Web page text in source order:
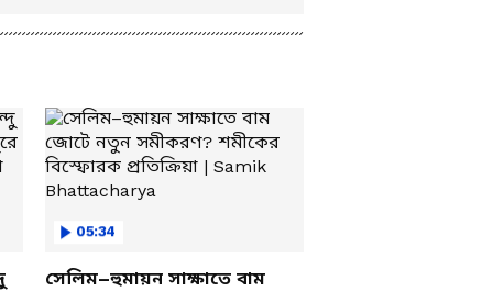
05:34
সেলিম–হুমায়ন সাক্ষাতে বাম